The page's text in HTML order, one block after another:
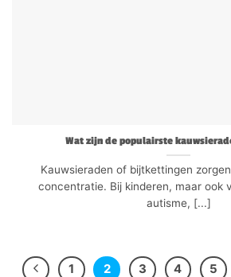
Wat zijn de populairste
Kauwsieraden of bijtkettingen
concentratie. Bij kinderen, maar ook
autisme, [...]
1 2 3 4 5